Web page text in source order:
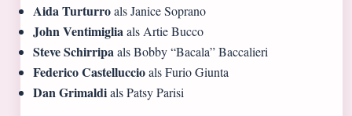
Aida Turturroals Janice Soprano
John Ventimigliaals Artie Bucco
Steve Schirripaals Bobby “Bacala” Baccalieri
Federico Castelluccioals Furio Giunta
Dan Grimaldials Patsy Parisi